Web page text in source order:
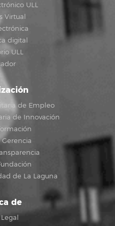
ULL
Virtual
digital
ULL
de Empleo
de Innovación
Gerencia
de La Laguna
de